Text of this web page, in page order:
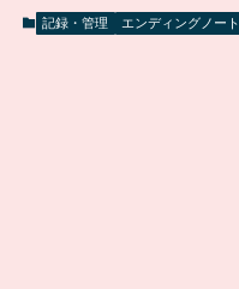
記録・管理 エンディングノート